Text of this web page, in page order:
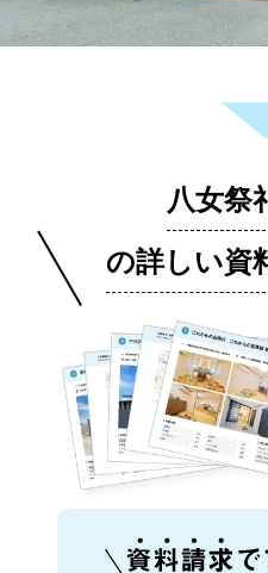
八女祭
の詳しい資